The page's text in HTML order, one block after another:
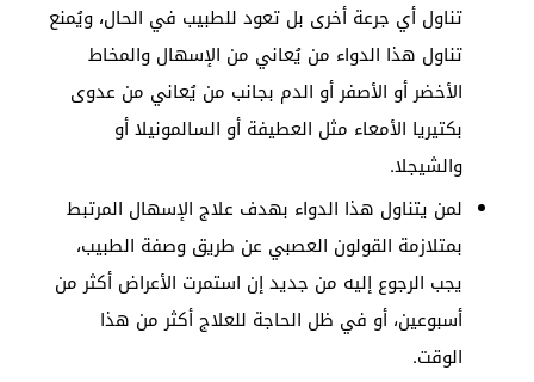
تناول أي جرعة أخرى بل تعود للطبيب في الحال، ويُمنع
تناول هذا الدواء من يُعاني من الإسهال والمخاط
الأخضر أو الأصفر أو الدم بجانب من يُعاني من عدوى
بكتيريا الأمعاء مثل العطيفة أو السالمونيلا أو
والشيجلا.
لمن يتناول هذا الدواء بهدف علاج الإسهال المرتبط
بمتلازمة القولون العصبي عن طريق وصفة الطبيب،
يجب الرجوع إليه من جديد إن استمرت الأعراض أكثر من
أسبوعين، أو في ظل الحاجة للعلاج أكثر من هذا
الوقت.